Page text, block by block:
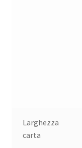
Larghezza
carta